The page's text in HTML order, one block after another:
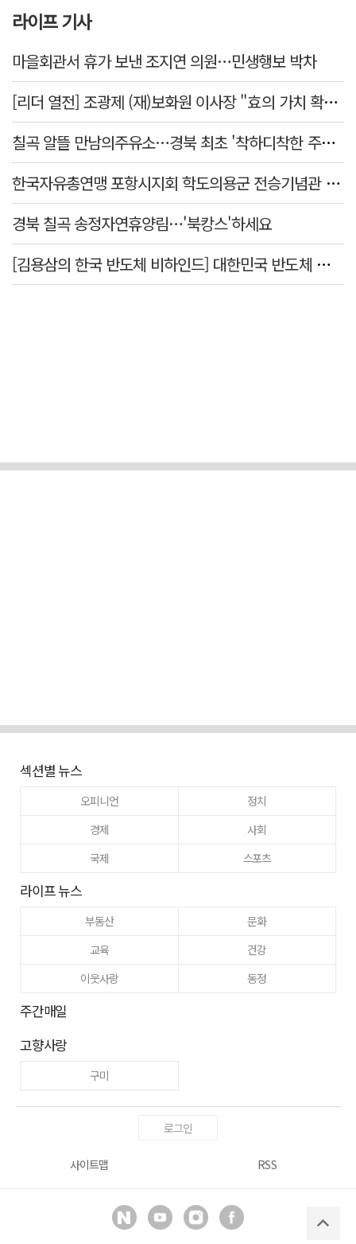
라이프 기사
마을회관서 휴가 보낸 조지연 의원…민생행보 박차
[리더 열전] 조광제 (재)보화원 이사장 "효의 가치 확산 위해 젊은층 참여 이끌어낼 것"
칠곡 알뜰 만남의주유소…경북 최초 '착하디착한 주유소' 선정
한국자유총연맹 포항시지회 학도의용군 전승기념관 방문
경북 칠곡 송정자연휴양림…'북캉스'하세요
[김용삼의 한국 반도체 비하인드] 대한민국 반도체 신화의 출발
섹션별 뉴스
오피니언
정치
경제
사회
국제
스포츠
라이프 뉴스
부동산
문화
교육
건강
이웃사랑
동정
주간매일
고향사랑
구미
로그인
사이트맵 RSS